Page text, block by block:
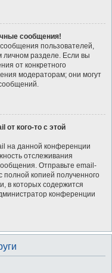
сообщения!
пользователей,
личном разделе. Если вы
от конкретного
модераторам; они могут
от кого-то с этой
на данной конференции
отслеживания
Отправьте email-
копией полученного
в которых содержится
конференции